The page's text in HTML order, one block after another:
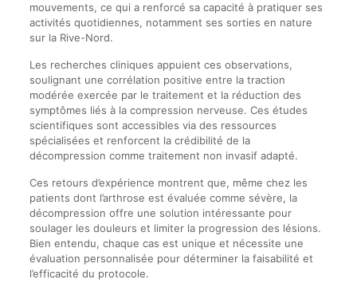
mouvements, ce qui a renforcé sa capacité à pratiquer ses
activités quotidiennes, notamment ses sorties en nature
sur la Rive-Nord.
Les recherches cliniques appuient ces observations,
soulignant une corrélation positive entre la traction
modérée exercée par le traitement et la réduction des
symptômes liés à la compression nerveuse. Ces études
scientifiques sont accessibles via des ressources
spécialisées et renforcent la crédibilité de la
décompression comme traitement non invasif adapté.
Ces retours d’expérience montrent que, même chez les
patients dont l’arthrose est évaluée comme sévère, la
décompression offre une solution intéressante pour
soulager les douleurs et limiter la progression des lésions.
Bien entendu, chaque cas est unique et nécessite une
évaluation personnalisée pour déterminer la faisabilité et
l’efficacité du protocole.